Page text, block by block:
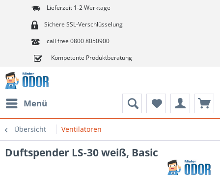
Lieferzeit 1-2 Werktage
Sichere SSL-Verschlüsselung
call free 0800 8050900
Kompetente Produktberatung
Menü
Übersicht Ventilatoren
Duftspender LS-30 weiß, Basic